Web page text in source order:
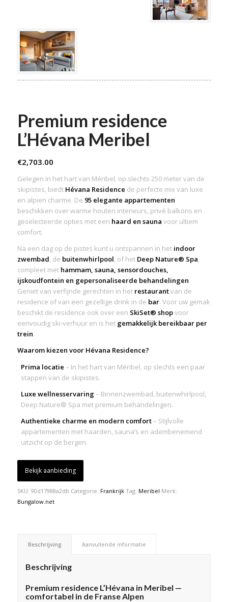
Premium residence
L’Hévana Meribel
€2,703.00
Gelegen in het hart van Méribel, op slechts 250 meter van de
skipistes, biedt Hévana Residence de perfecte mix van luxe
en alpien charme. De 95 elegante appartementen
beschikken over warme houten interieurs, privé balkons en
geselecteerde opties met een haard en sauna voor ultiem
comfort.
Na een dag op de pistes kunt u ontspannen in het indoor
zwembad, de buitenwhirlpool, of het Deep Nature® Spa,
compleet met hammam, sauna, sensordouches,
ijskoudfontein en gepersonaliseerde behandelingen.
Geniet van verfijnde gerechten in het restaurantvan de
residence of van een gezellige drink in de bar. Voor uw gemak
beschikt de residence ook over een SkiSet® shopvoor
eenvoudig ski-verhuur en is het gemakkelijk bereikbaar per
trein.
Waarom kiezen voor Hévana Residence?
Prima locatie – In het hart van Méribel, op slechts een paar
stappen van de skipistes.
Luxe wellnesservaring– Binnenzwembad, buitenwhirlpool,
Deep Nature® Spa met premium behandelingen.
Authentieke charme en modern comfort– Stijlvolle
appartementen met haarden, sauna’s en adembenemend
uitzicht op de bergen.
Bekijk aanbieding
SKU: 90d17988a2db Categorie: Frankrijk Tag: Meribel Merk:
Bungalow.net
Beschrijving Aanvullende informatie
Beschrijving
Premium residence L’Hévana in Meribel —
comfortabel in de Franse Alpen